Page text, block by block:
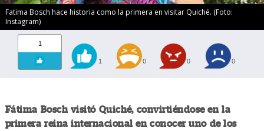
Fatima Bosch hace historia como la primera en visitar Quiché. (Foto:
Instagram)
1
1 0 0 0
Fátima Bosch visitó Quiché, convirtiéndose en la
primera reina internacional en conocer uno de los